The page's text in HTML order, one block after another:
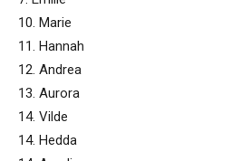
10. Marie
11. Hannah
12. Andrea
13. Aurora
14. Vilde
14. Hedda